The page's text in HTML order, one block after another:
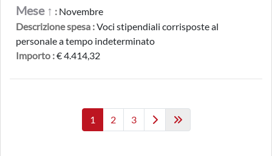
Mese ↑ : Novembre
Descrizione spesa :Voci stipendiali corrisposte al
personale a tempo indeterminato
Importo :€ 4.414,32
1 2 3